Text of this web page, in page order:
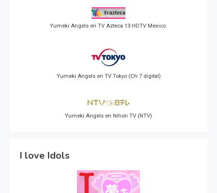
Yumeki Angels en TV Azteca 13 HDTV Mexico.
Yumeki Angels en TV Tokyo (Ch 7 digital)
Yumeki Angels en Nihon TV (NTV)
I love Idols